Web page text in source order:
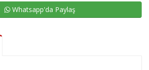
Whatsapp'da Paylaş